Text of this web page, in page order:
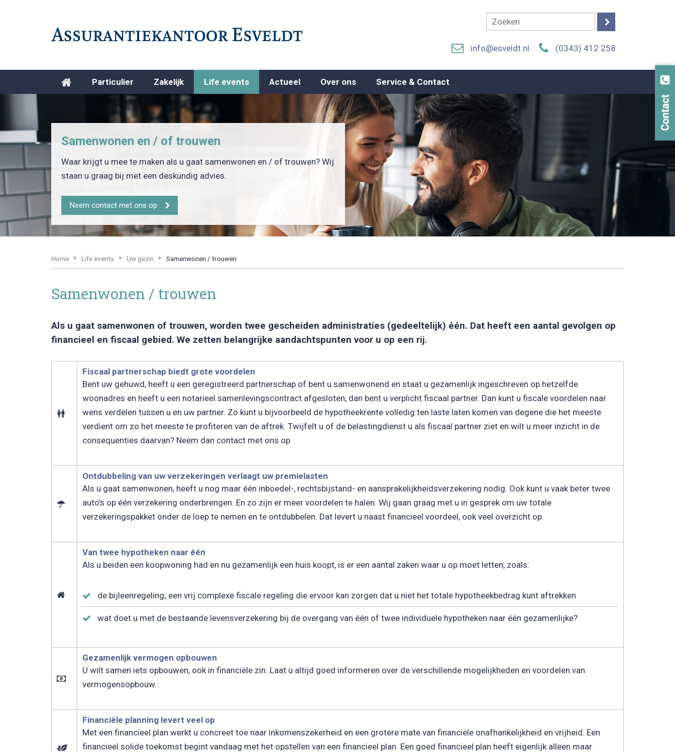
info@esveldt.nl (0343) 412 258
Particulier Zakelijk Life events Actueel Over ons Service & Contact
Samenwonen en / of trouwen
Waar krijgt u mee te maken als u gaat samenwonen en / of trouwen? Wij
staan u graag bij met een deskundig advies.
Neem contact met ons op
Home Life events Uw gezin Samenwonen / trouwen
Samenwonen / trouwen
Als u gaat samenwonen of trouwen, worden twee gescheiden administraties (gedeeltelijk) één. Dat heeft een aantal gevolgen op
financieel en fiscaal gebied. We zetten belangrijke aandachtspunten voor u op een rij.
Fiscaal partnerschap biedt grote voordelen
Bent uw gehuwd, heeft u een geregistreerd partnerschap of bent u samenwonend en staat u gezamenlijk ingeschreven op hetzelfde
woonadres en heeft u een notarieel samenlevingscontract afgesloten, dan bent u verplicht fiscaal partner. Dan kunt u fiscale voordelen naar
wens verdelen tussen u en uw partner. Zo kunt u bijvoorbeeld de hypotheekrente volledig ten laste laten komen van degene die het meeste
verdient om zo het meeste te profiteren van de aftrek. Twijfelt u of de belastingdienst u als fiscaal partner ziet en wilt u meer inzicht in de
consequenties daarvan? Neem dan contact met ons op
Ontdubbeling van uw verzekeringen verlaagt uw premielasten
Als u gaat samenwonen, heeft u nog maar één inboedel-, rechtsbijstand- en aansprakelijkheidsverzekering nodig. Ook kunt u vaak beter twee
auto's op één verzekering onderbrengen. En zo zijn er meer voordelen te halen. Wij gaan graag met u in gesprek om uw totale
verzekeringspakket onder de loep te nemen en te ontdubbelen. Dat levert u naast financieel voordeel, ook veel overzicht op.
Van twee hypotheken naar één
Als u beiden een koopwoning had en nu gezamenlijk een huis koopt, is er een aantal zaken waar u op moet letten, zoals:
de bijleenregeling; een vrij complexe fiscale regeling die ervoor kan zorgen dat u niet het totale hypotheekbedrag kunt aftrekken
wat doet u met de bestaande levensverzekering bij de overgang van één of twee individuele hypotheken naar één gezamenlijke?
Gezamenlijk vermogen opbouwen
U wilt samen iets opbouwen, ook in financiële zin. Laat u altijd goed informeren over de verschillende mogelijkheden en voordelen van
vermogensopbouw.
Financiële planning levert veel op
Met een financieel plan werkt u concreet toe naar inkomenszekerheid en een grotere mate van financiële onafhankelijkheid en vrijheid. Een
financieel solide toekomst begint vandaag met het opstellen van een financieel plan. Een goed financieel plan heeft eigenlijk alleen maar